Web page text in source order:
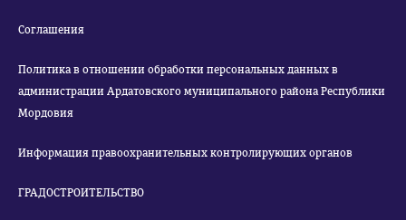
Соглашения
Политика в отношении обработки персональных данных в
администрации Ардатовского муниципального района Республики
Мордовия
Информация правоохранительных контролирующих органов
ГРАДОСТРОИТЕЛЬСТВО